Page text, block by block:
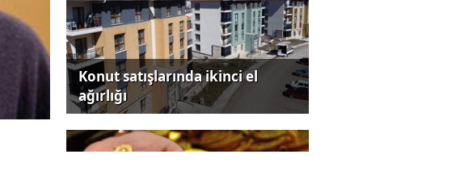
Konut satışlarında ikinci el
ağırlığı